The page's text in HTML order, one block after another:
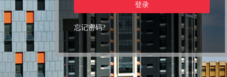
登录
忘记密码?